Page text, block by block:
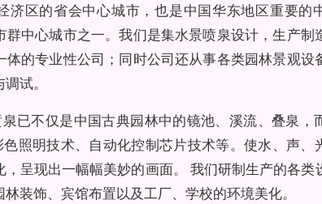
济区的省会中心城市，也是中国华东地区重要的
群中心城市之一。我们是集水景喷泉设计，生产制
体的专业性公司；同时公司还从事各类园林景观设
试。
已不仅是中国古典园林中的镜池、溪流、叠泉，
色照明技术、自动化控制芯片技术等。使水、声、
，呈现出一幅幅美妙的画面。 我们研制生产的各类
装饰、宾馆布置以及工厂、学校的环境美化。